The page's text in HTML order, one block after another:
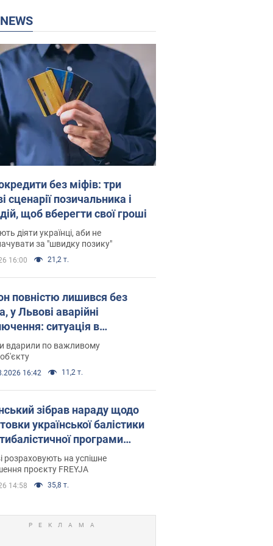
NEWS
без міфів: три
сценарії позичальника і
щоб вберегти свої гроші
діяти українці, аби не
за "швидку позику"
16:00 21,2 т.
повністю лишився без
у Львові аварійні
ситуація в
6 серпня
вдарили по важливому
16:42 11,2 т.
зібрав нараду щодо
української балістики
які рішення готуються
розраховують на успішне
проєкту FREYJA
14:58 35,8 т.